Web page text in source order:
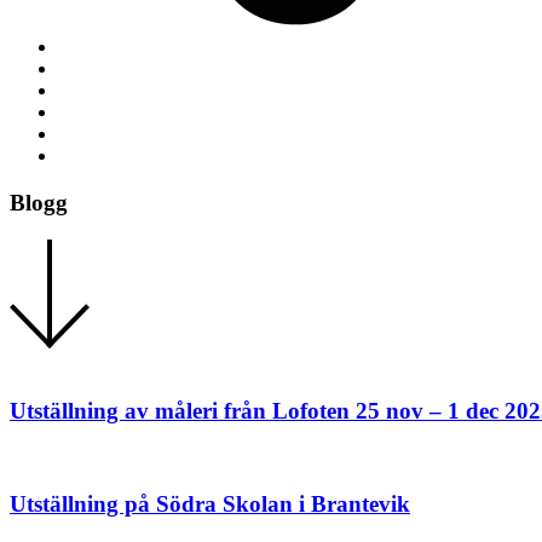
Blogg
Utställning av måleri från Lofoten 25 nov – 1 dec
Utställning på Södra Skolan i Brantevik